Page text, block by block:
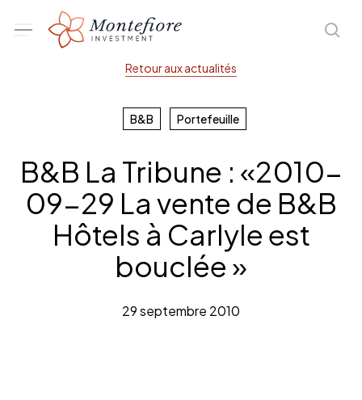
Menu
Retour aux actualités
B&B Portefeuille
B&B La Tribune : «2010-
09-29 La vente de B&B
Hôtels à Carlyle est
bouclée »
29 septembre 2010